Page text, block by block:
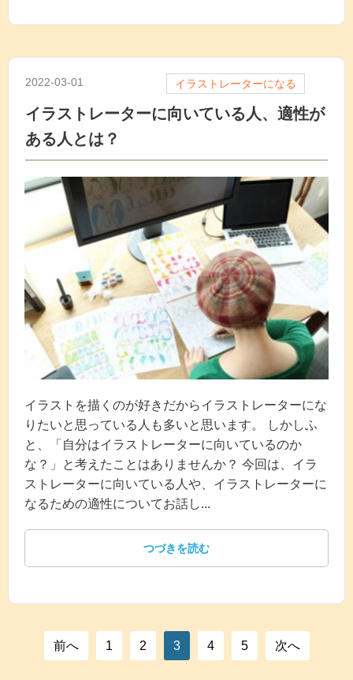
2022-03-01 イラストレーターになる
イラストレーターに向いている人、適性が
ある人とは？
イラストを描くのが好きだからイラストレーターにな
りたいと思っている人も多いと思います。 しかしふ
と、「自分はイラストレーターに向いているのか
な？」と考えたことはありませんか？ 今回は、イラ
ストレーターに向いている人や、イラストレーターに
なるための適性についてお話し...
つづきを読む
1 2 3 4 5